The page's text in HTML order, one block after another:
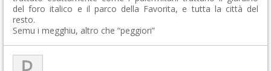
del foro italico e il parco della Favorita, e tutta la città del
resto.
Semu i megghiu, altro che “peggiori”